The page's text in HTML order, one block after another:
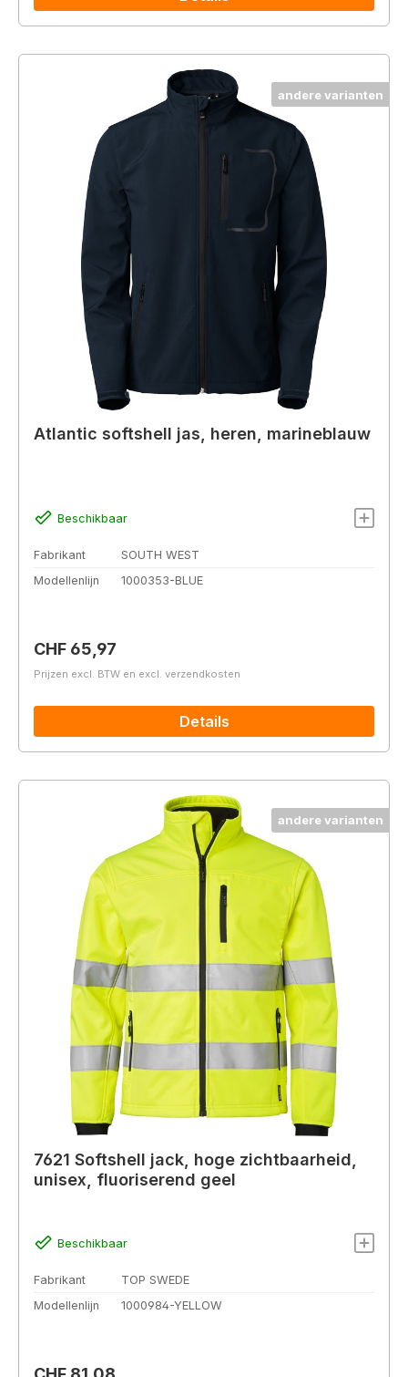
andere varianten
Atlantic softshell jas, heren, marineblauw
Beschikbaar
Fabrikant
SOUTH WEST
Modellenlijn
1000353-BLUE
Normale prijs:
CHF 65,97
Prijzen excl. BTW en excl. verzendkosten
Details
andere varianten
7621 Softshell jack, hoge zichtbaarheid,
unisex, fluoriserend geel
Beschikbaar
Fabrikant
TOP SWEDE
Modellenlijn
1000984-YELLOW
Normale prijs: